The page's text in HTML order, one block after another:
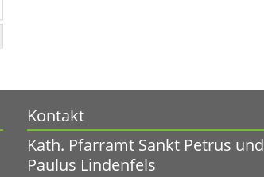
Kontakt
Kath. Pfarramt Sankt Petrus und
Paulus Lindenfels